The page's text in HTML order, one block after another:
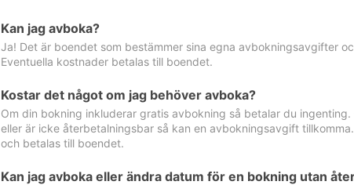
Kan jag avboka?
Ja! Det är boendet som bestämmer sina egna avbokningsavgifter
Eventuella kostnader betalas till boendet.
Kostar det något om jag behöver avboka?
Om din bokning inkluderar gratis avbokning så betalar du
eller är icke återbetalningsbar så kan en avbokningsavgift
och betalas till boendet.
Kan jag avboka eller ändra datum för en bokning utan